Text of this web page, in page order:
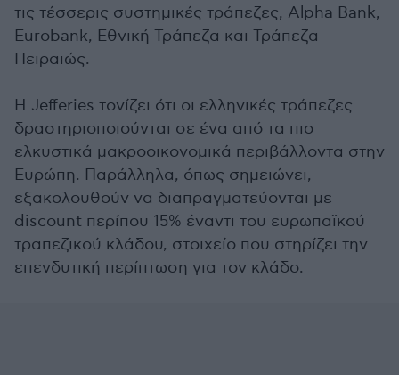
τις τέσσερις συστημικές τράπεζες, Alpha Bank,
Eurobank, Εθνική Τράπεζα και Τράπεζα
Πειραιώς.
Η Jefferies τονίζει ότι οι ελληνικές τράπεζες
δραστηριοποιούνται σε ένα από τα πιο
ελκυστικά μακροοικονομικά περιβάλλοντα στην
Ευρώπη. Παράλληλα, όπως σημειώνει,
εξακολουθούν να διαπραγματεύονται με
discount περίπου 15% έναντι του ευρωπαϊκού
τραπεζικού κλάδου, στοιχείο που στηρίζει την
επενδυτική περίπτωση για τον κλάδο.